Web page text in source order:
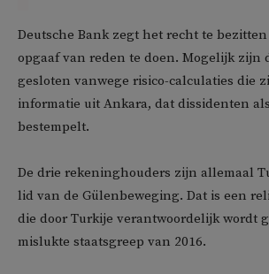
Deutsche Bank zegt het recht te
opgaaf van reden te doen. Mogelijk zijn
gesloten vanwege risico-calculaties die
informatie uit Ankara, dat dissidenten
bestempelt.
De drie rekeninghouders zijn allemaal
lid van de Gülenbeweging. Dat is een
die door Turkije verantwoordelijk wordt
mislukte staatsgreep van 2016.